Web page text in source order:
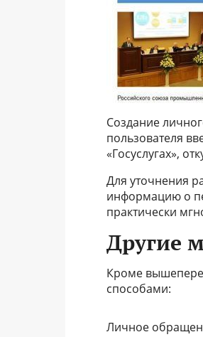
Создание
пользователя
«Госуслугах»,
Для уточнения
информацию о
практически
Другие
Кроме
способами:
Личное